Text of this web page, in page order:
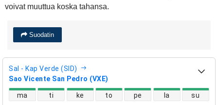
voivat muuttua koska tahansa.
Suodatin
Sal - Kap Verde (SID)
Sao Vicente San Pedro (VXE)
suorien lentojen saatavuus
ma ti ke to pe la su